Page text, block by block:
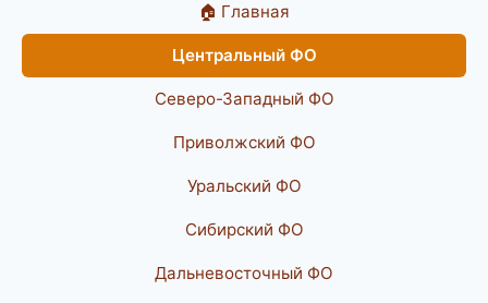
🏠 Главная
Центральный ФО
Северо-Западный ФО
Приволжский ФО
Уральский ФО
Сибирский ФО
Дальневосточный ФО